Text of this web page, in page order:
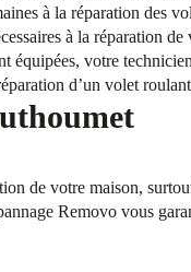
à la réparation des
à la réparation
votre
d’un volet
de votre maison,
Removo vous